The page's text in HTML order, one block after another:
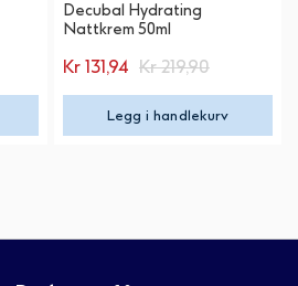
Decubal Hydrating
Nattkrem 50ml
Kr 131,94 Kr 219,90
Legg i handlekurv